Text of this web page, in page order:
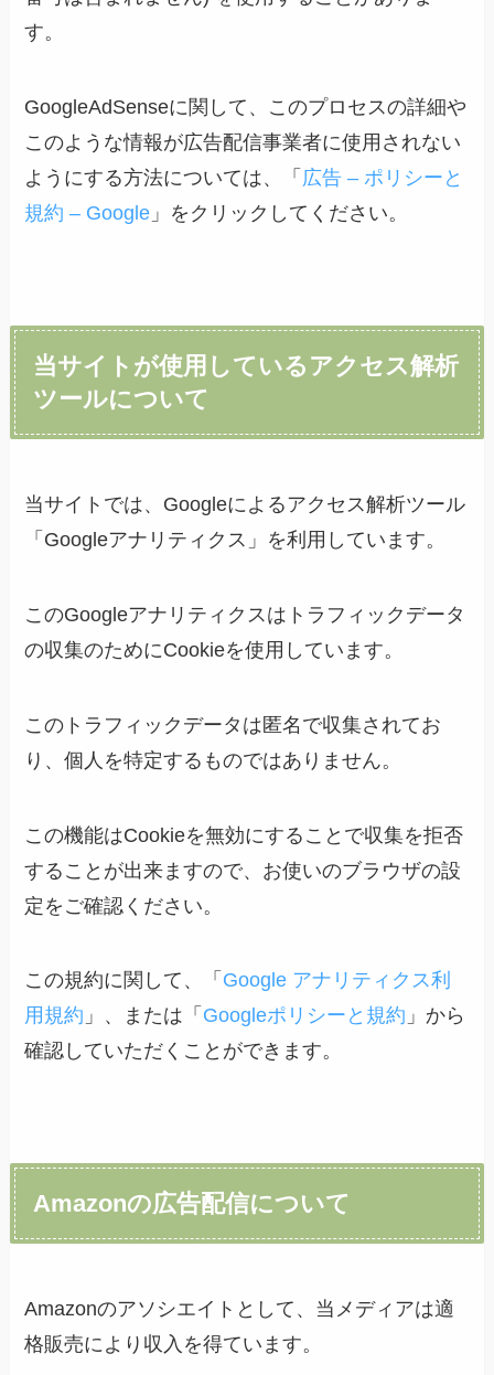
す。
GoogleAdSenseに関して、このプロセスの詳細や
このような情報が広告配信事業者に使用されない
ようにする方法については、「 広告 – ポリシーと
規約 – Google 」をクリックしてください。
当サイトが使用しているアクセス解析
ツールについて
当サイトでは、Googleによるアクセス解析ツール
「Googleアナリティクス」を利用しています。
このGoogleアナリティクスはトラフィックデータ
の収集のためにCookieを使用しています。
このトラフィックデータは匿名で収集されてお
り、個人を特定するものではありません。
この機能はCookieを無効にすることで収集を拒否
することが出来ますので、お使いのブラウザの設
定をご確認ください。
この規約に関して、「 Google アナリティクス利
用規約 」、または「 Googleポリシーと規約 」から
確認していただくことができます。
Amazonの広告配信について
Amazonのアソシエイトとして、当メディアは適
格販売により収入を得ています。